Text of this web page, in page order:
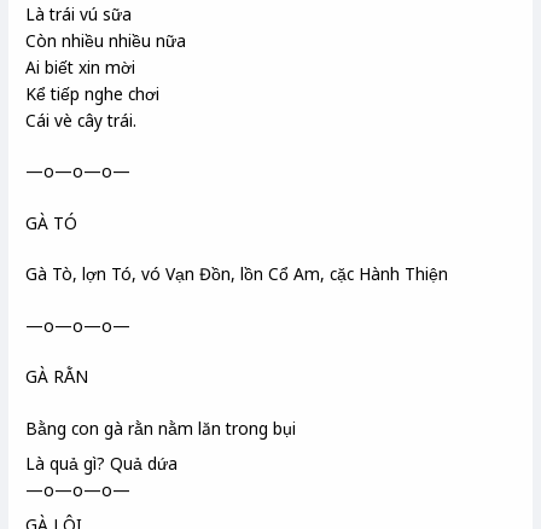
Là trái vú sữa
Còn nhiều nhiều nữa
Ai biết xin mời
Kể tiếp nghe chơi
Cái vè cây trái.
—o—o—o—
GÀ TÓ
Gà Tò, lợn Tó, vó Vạn Đồn, lồn Cổ Am, cặc Hành Thiện
—o—o—o—
GÀ RẰN
Bằng con gà rằn nằm lăn trong bụi
Là quả gì? Quả dứa
—o—o—o—
GÀ LÔI